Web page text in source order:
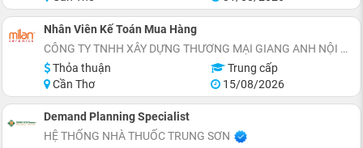
Nhân Viên Kế Toán Mua Hàng
CÔNG TY TNHH XÂY DỰNG THƯƠNG MẠI GIANG ANH NỘI THẤT ĐẸP
Thỏa thuận
Trung cấp
Cần Thơ
15/08/2026
Demand Planning Specialist
HỆ THỐNG NHÀ THUỐC TRUNG SƠN